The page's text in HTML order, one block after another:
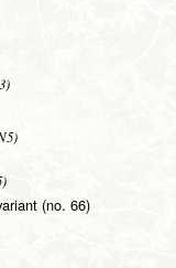
(no. 66)